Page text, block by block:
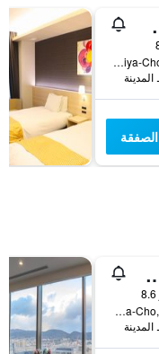
114, Nishikiomiya-Cho, Nakagyo-ku, كيوتو, اليابان
كيوتو
604 Manjuya-Cho, Sanjo-Sagaru, كيوتو, اليابان